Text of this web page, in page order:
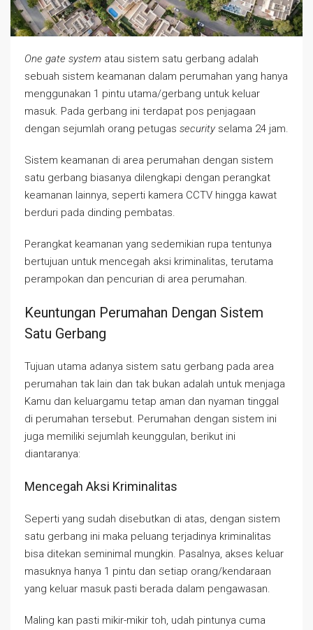
One gate system atau sistem satu gerbang adalah
sebuah sistem keamanan dalam perumahan yang hanya
menggunakan 1 pintu utama/gerbang untuk keluar
masuk. Pada gerbang ini terdapat pos penjagaan
dengan sejumlah orang petugas securityselama 24 jam.
Sistem keamanan di area perumahan dengan sistem
satu gerbang biasanya dilengkapi dengan perangkat
keamanan lainnya, seperti kamera CCTV hingga kawat
berduri pada dinding pembatas.
Perangkat keamanan yang sedemikian rupa tentunya
bertujuan untuk mencegah aksi kriminalitas, terutama
perampokan dan pencurian di area perumahan.
Keuntungan Perumahan Dengan Sistem
Satu Gerbang
Tujuan utama adanya sistem satu gerbang pada area
perumahan tak lain dan tak bukan adalah untuk menjaga
Kamu dan keluargamu tetap aman dan nyaman tinggal
di perumahan tersebut. Perumahan dengan sistem ini
juga memiliki sejumlah keunggulan, berikut ini
diantaranya:
Mencegah Aksi Kriminalitas
Seperti yang sudah disebutkan di atas, dengan sistem
satu gerbang ini maka peluang terjadinya kriminalitas
bisa ditekan seminimal mungkin. Pasalnya, akses keluar
masuknya hanya 1 pintu dan setiap orang/kendaraan
yang keluar masuk pasti berada dalam pengawasan.
Maling kan pasti mikir-mikir toh, udah pintunya cuma